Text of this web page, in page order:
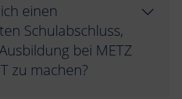
einen
Schulabschluss,
bei METZ
zu machen?